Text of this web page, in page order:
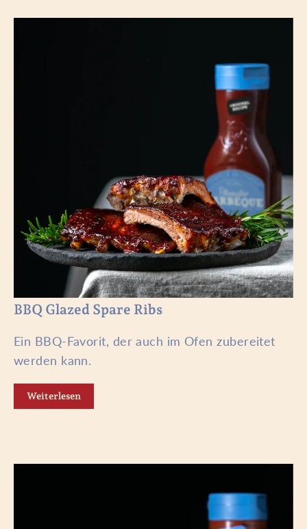
BBQ Glazed Spare Ribs
Ein BBQ-Favorit, der auch im Ofen zubereitet
werden kann.
Weiterlesen